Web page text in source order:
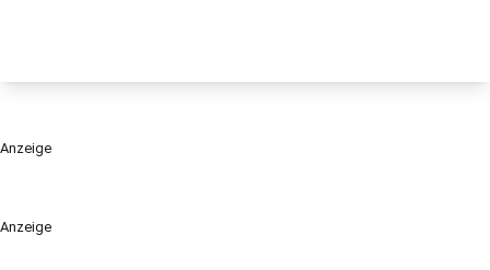
Anzeige
Anzeige